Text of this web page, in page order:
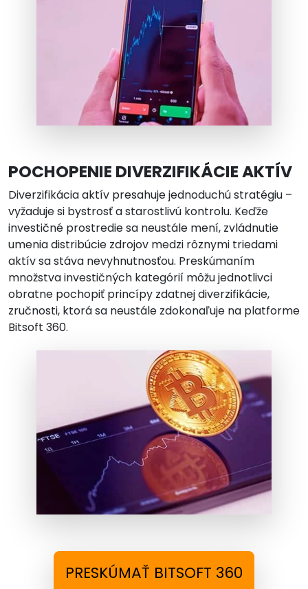
POCHOPENIE DIVERZIFIKÁCIE AKTÍV
Diverzifikácia aktív presahuje jednoduchú stratégiu –
vyžaduje si bystrosť a starostlivú kontrolu. Keďže
investičné prostredie sa neustále mení, zvládnutie
umenia distribúcie zdrojov medzi rôznymi triedami
aktív sa stáva nevyhnutnosťou. Preskúmaním
množstva investičných kategórií môžu jednotlivci
obratne pochopiť princípy zdatnej diverzifikácie,
zručnosti, ktorá sa neustále zdokonaľuje na platforme
Bitsoft 360.
PRESKÚMAŤ BITSOFT 360